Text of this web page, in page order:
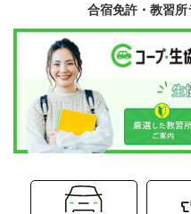
合宿免許・教習